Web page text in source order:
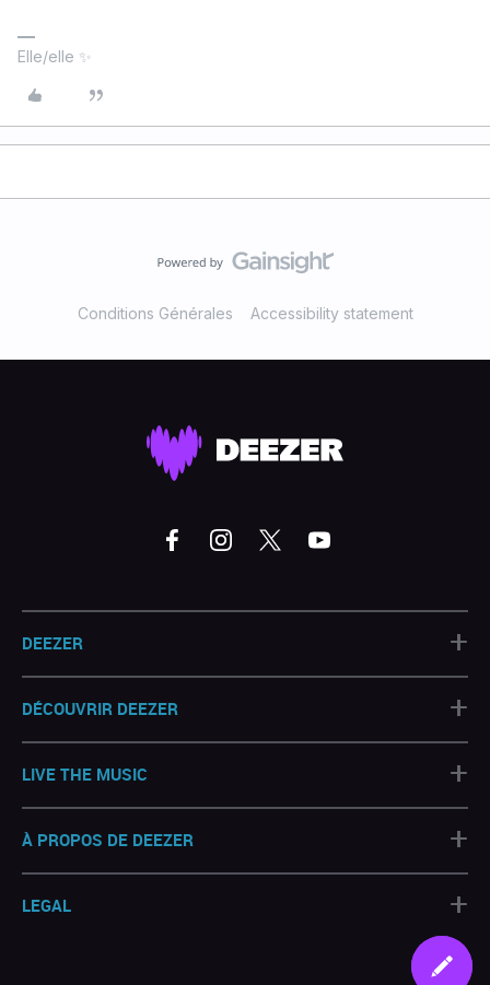
Elle/elle ✨
Conditions Générales Accessibility statement
DEEZER +
DÉCOUVRIR DEEZER +
LIVE THE MUSIC +
À PROPOS DE DEEZER +
LEGAL +